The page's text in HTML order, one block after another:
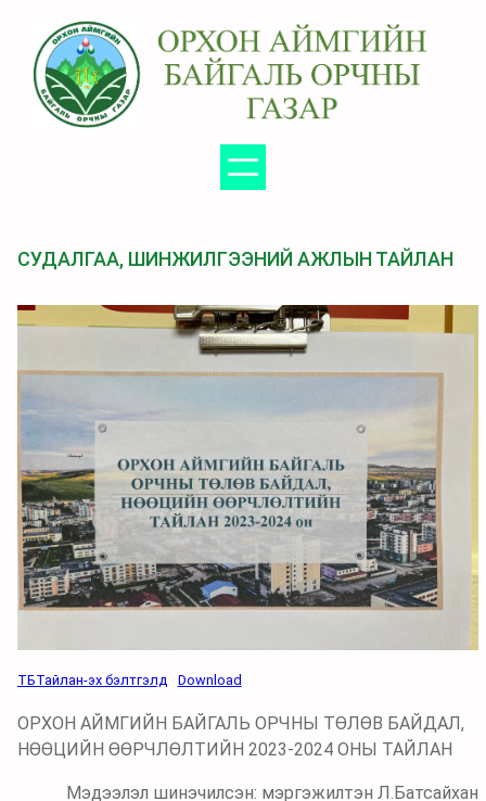
алгасах
СУДАЛГАА, ШИНЖИЛГЭЭНИЙ АЖЛЫН ТАЙЛАН
ТБТайлан-эх бэлтгэлд Download
ОРХОН АЙМГИЙН БАЙГАЛЬ ОРЧНЫ ТӨЛӨВ БАЙДАЛ,
НӨӨЦИЙН ӨӨРЧЛӨЛТИЙН 2023-2024 ОНЫ ТАЙЛАН
Мэдээлэл шинэчилсэн: мэргэжилтэн Л.Батсайхан